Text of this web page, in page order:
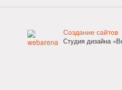
Создание сайтов
Студия дизайна